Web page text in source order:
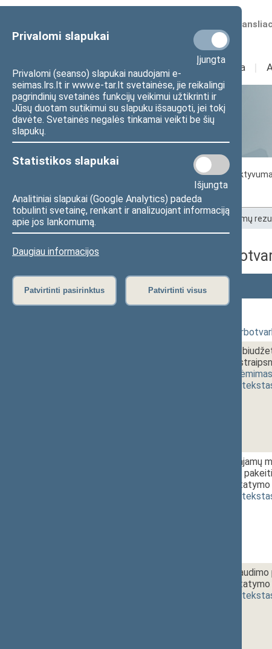
Privalomi slapukai
Įjungta
Privalomi (seanso) slapukai naudojami e-
seimas.lrs.lt ir www.e-tar.lt svetainėse, jie reikalingi
pagrindinių svetainės funkcijų veikimui užtikrinti ir
Jūsų duotam sutikimui su slapuku išsaugoti, jei tokį
davėte. Svetainės negalės tinkamai veikti be šių
slapukų.
Statistikos slapukai
Išjungta
Analitiniai slapukai (Google Analytics) padeda
tobulinti svetainę, renkant ir analizuojant informaciją
apie jos lankomumą.
Daugiau informacijos
Patvirtinti pasirinktus Patvirtinti visus
Numatomos
Sudėtis Veikla I
Statistika
Seimo narių
Seimo narių balsavimų rezultatai
Pradžia Seimo narių balsavimų
2019-12-12 dienos
Numeris Laikas Klausimas
364 Rytinis posėdis
Posėdžio
Savivaldybių
VIII-385 10
priėmimas
dokumento
Gyventojų pajamų
27 straipsnių
pakeitimo
dokumento
Socialinio
pakeitimo
dokumento